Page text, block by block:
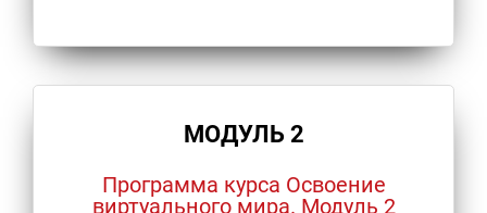
МОДУЛЬ 2
Программа курса Освоение
виртуального мира. Модуль 2